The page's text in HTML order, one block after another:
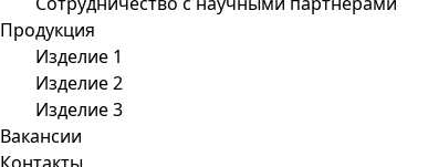
Продукция
Изделие 1
Изделие 2
Изделие 3
Вакансии